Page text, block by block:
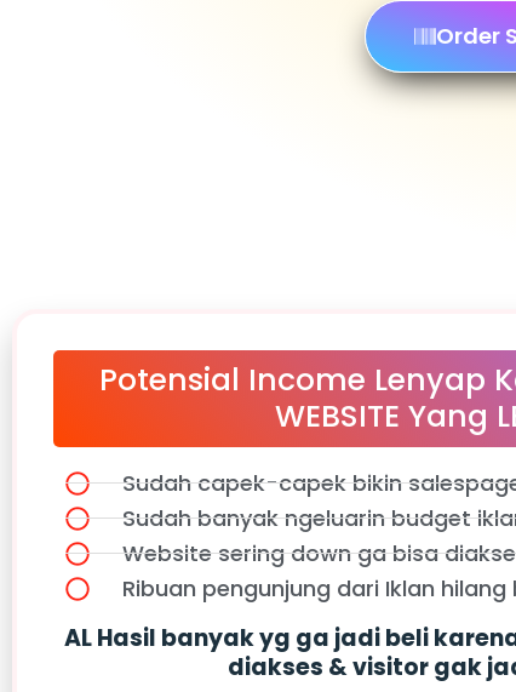
Order
Potensial Income Lenyap
WEBSITE Yang
Sudah capek-capek bikin
Sudah banyak ngeluarin budget
Website sering down ga bisa
Ribuan pengunjung dari Iklan
AL Hasil banyak yg ga jadi beli
diakses & visitor gak